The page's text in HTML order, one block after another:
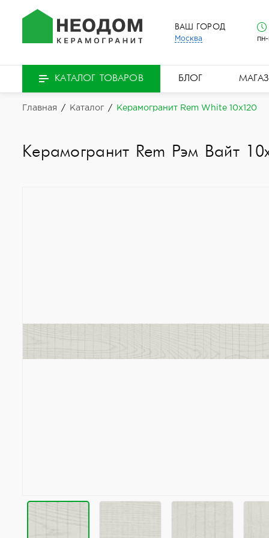
ВАШ ГОРОД
Москва
КАТАЛОГ ТОВАРОВ БЛОГ
Главная / Каталог / Керамогранит Rem White 10x120
Керамогранит Rem Рэм Вайт